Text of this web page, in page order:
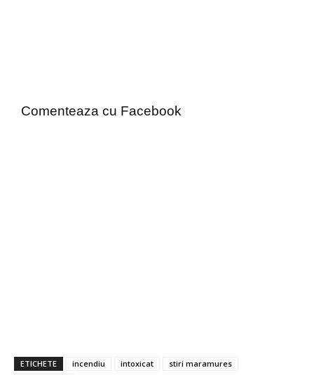
Comenteaza cu Facebook
ETICHETE incendiu intoxicat
stiri maramures